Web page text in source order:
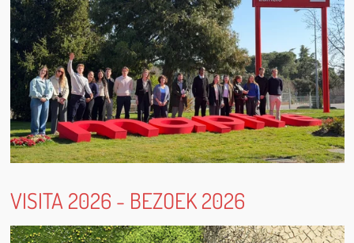
VISITA 2026 - BEZOEK 2026